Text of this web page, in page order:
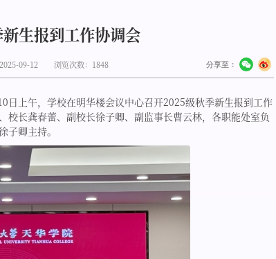
生报到工作协调会
09-12 浏览次数： 1848 分享至：
上午，学校在明华楼会议中心召开2025级秋季新生报到工作
长龚春蕾、副校长徐子卿、副监事长曹云林，各职能处室负
卿主持。